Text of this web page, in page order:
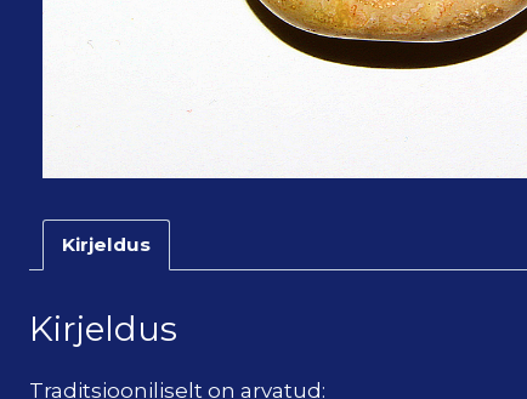
Kirjeldus
Kirjeldus
Traditsiooniliselt on arvatud: